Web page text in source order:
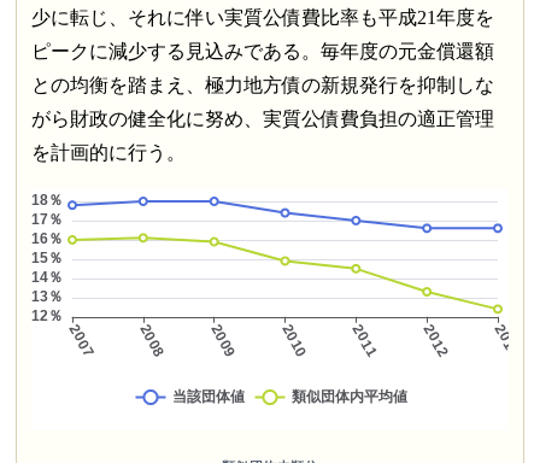
少に転じ、それに伴い実質公債費比率も平成21年度を
ピークに減少する見込みである。毎年度の元金償還額
との均衡を踏まえ、極力地方債の新規発行を抑制しな
がら財政の健全化に努め、実質公債費負担の適正管理
を計画的に行う。